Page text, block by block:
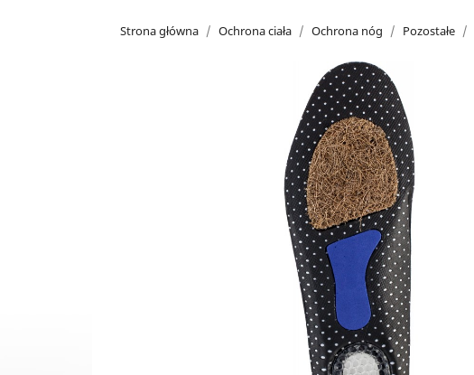
Strona główna Ochrona ciała Ochrona nóg Pozostałe